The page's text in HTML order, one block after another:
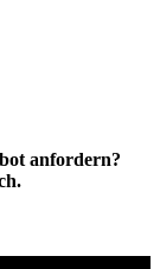
anfordern?